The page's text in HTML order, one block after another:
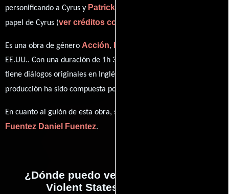
personificando a Cyrus y Patrick Chavera
papel de Cyrus (ver créditos completos
Es una obra de género Acción,
EE.UU.. Con una duración de 1h 37m (97 minutos), esta película
tiene diálogos originales en Inglés
producción ha sido compuesta por
En cuanto al guión de esta obra, se encuentra a cargo de
Fuentez Daniel Fuentez.
¿Dónde puedo ver la películas The
Violent States of America?